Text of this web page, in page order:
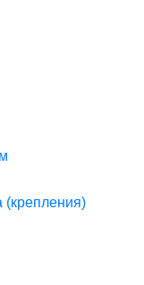
(крепления)